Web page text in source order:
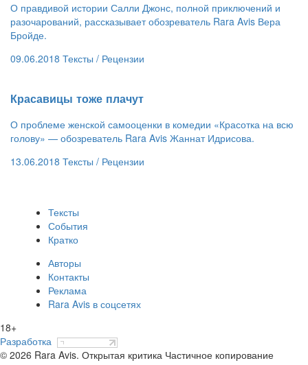
О правдивой истории Салли Джонс, полной приключений и
разочарований, рассказывает обозреватель Rara Avis Вера
Бройде.
09.06.2018 Тексты / Рецензии
​Красавицы тоже плачут
О проблеме женской самооценки в комедии «Красотка на всю
голову» — обозреватель Rara Avis Жаннат Идрисова.
13.06.2018 Тексты / Рецензии
Тексты
События
Кратко
Авторы
Контакты
Реклама
Rara Avis в соцсетях
18+
Разработка
© 2026 Rara Avis. Открытая критика Частичное копирование